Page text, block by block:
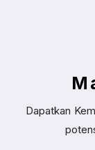
Dapatkan